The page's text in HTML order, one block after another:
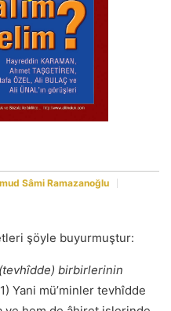
Sâmi Ramazanoğlu
şöyle buyurmuştur:
birbirlerinin
Yani mü’minler tevhîdde